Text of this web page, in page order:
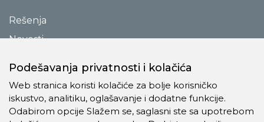
Rešenja
Novosti
O preduzeću
Kontakt
Podešavanja privatnosti i kolačića
Web stranica koristi kolačiće za bolje korisničko
iskustvo, analitiku, oglašavanje i dodatne funkcije.
Odabirom opcije Slažem se, saglasni ste sa upotrebom